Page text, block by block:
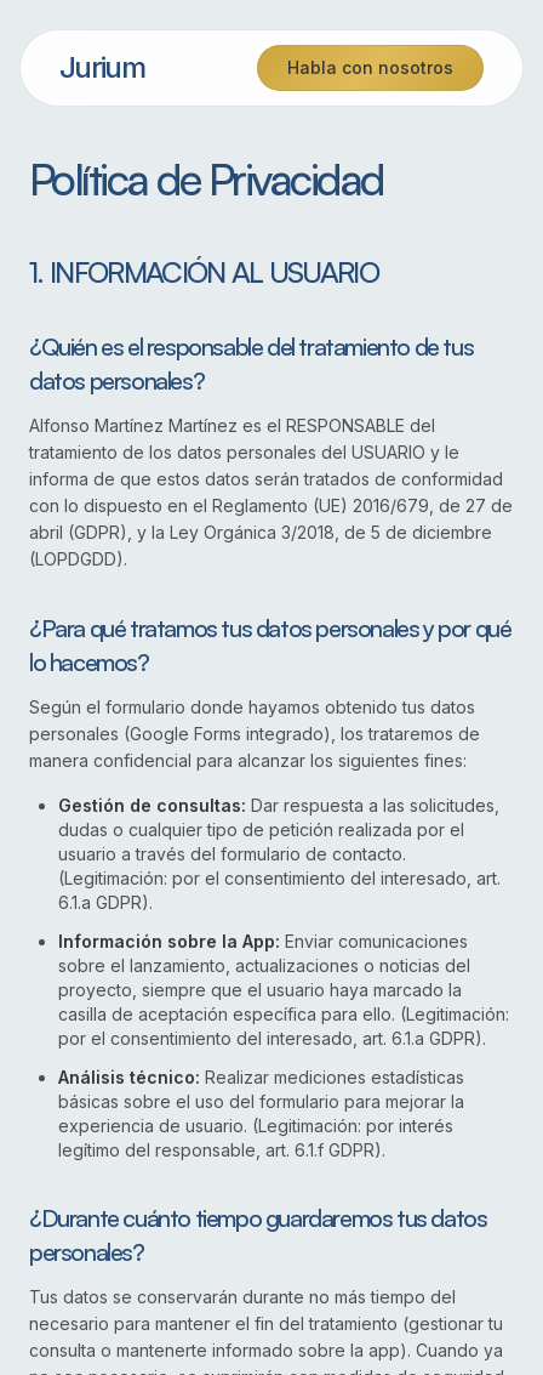
Jurium Habla con nosotros
Política de Privacidad
1. INFORMACIÓN AL USUARIO
¿Quién es el responsable del tratamiento de tus
datos personales?
Alfonso Martínez Martínez es el RESPONSABLE del
tratamiento de los datos personales del USUARIO y le
informa de que estos datos serán tratados de conformidad
con lo dispuesto en el Reglamento (UE) 2016/679, de 27 de
abril (GDPR), y la Ley Orgánica 3/2018, de 5 de diciembre
(LOPDGDD).
¿Para qué tratamos tus datos personales y por qué
lo hacemos?
Según el formulario donde hayamos obtenido tus datos
personales (Google Forms integrado), los trataremos de
manera confidencial para alcanzar los siguientes fines:
Gestión de consultas: Dar respuesta a las solicitudes,
dudas o cualquier tipo de petición realizada por el
usuario a través del formulario de contacto.
(Legitimación: por el consentimiento del interesado, art.
6.1.a GDPR).
Información sobre la App: Enviar comunicaciones
sobre el lanzamiento, actualizaciones o noticias del
proyecto, siempre que el usuario haya marcado la
casilla de aceptación específica para ello. (Legitimación:
por el consentimiento del interesado, art. 6.1.a GDPR).
Análisis técnico: Realizar mediciones estadísticas
básicas sobre el uso del formulario para mejorar la
experiencia de usuario. (Legitimación: por interés
legítimo del responsable, art. 6.1.f GDPR).
¿Durante cuánto tiempo guardaremos tus datos
personales?
Tus datos se conservarán durante no más tiempo del
necesario para mantener el fin del tratamiento (gestionar tu
consulta o mantenerte informado sobre la app). Cuando ya